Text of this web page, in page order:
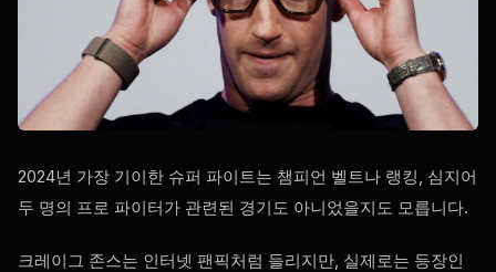
2024년 가장 기이한 슈퍼 파이트는 챔피언 벨트나 랭킹, 심지어
두 명의 프로 파이터가 관련된 경기도 아니었을지도 모릅니다.
크레이그 존스는 인터넷 팬픽처럼 들리지만, 실제로는 등장인